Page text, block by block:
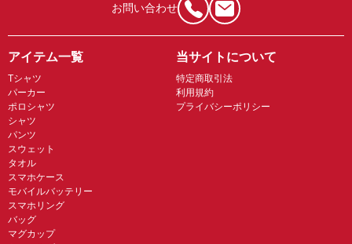
お問い合わせ
アイテム一覧
Tシャツ
パーカー
ポロシャツ
シャツ
パンツ
スウェット
タオル
スマホケース
モバイルバッテリー
スマホリング
バッグ
マグカップ
当サイトについて
特定商取引法
利用規約
プライバシーポリシー